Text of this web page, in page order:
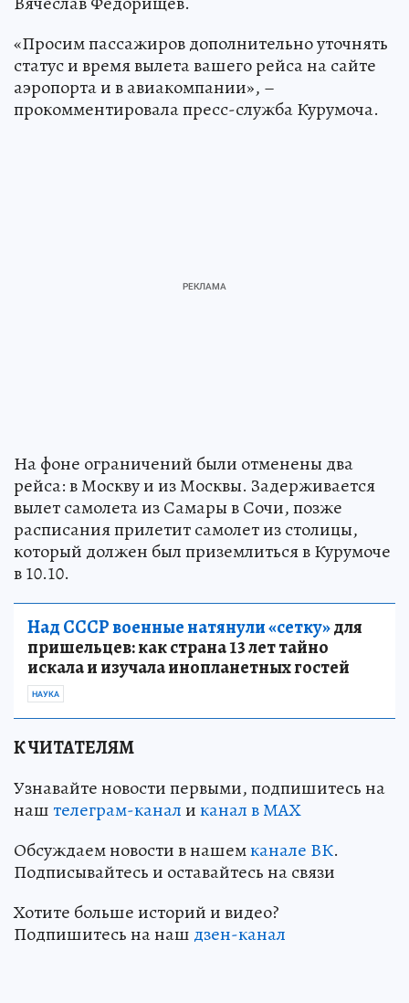
«Просим пассажиров дополнительно уточнять
статус и время вылета вашего рейса на сайте
аэропорта и в авиакомпании», –
прокомментировала пресс-служба Курумоча.
На фоне ограничений были отменены два
рейса: в Москву и из Москвы. Задерживается
вылет самолета из Самары в Сочи, позже
расписания прилетит самолет из столицы,
который должен был приземлиться в Курумоче
в 10.10.
Над СССР военные натянули «сетку»для
пришельцев: как страна 13 лет тайно
искала и изучала инопланетных гостей
НАУКА
К ЧИТАТЕЛЯМ
Узнавайте новости первыми, подпишитесь на
наштелеграм-каналиканал в МАХ
Обсуждаем новости в нашемканале ВК.
Подписывайтесь и оставайтесь на связи
Хотите больше историй и видео?
Подпишитесь на наш дзен-канал